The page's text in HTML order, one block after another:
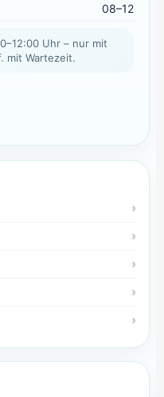
08–12
Uhr – nur mit
mit Wartezeit.